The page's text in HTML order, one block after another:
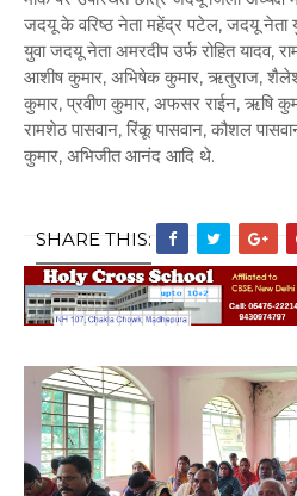
जदयू के वरिष्ठ नेता महेंद्र पटेल, जदयू
युवा जदयू नेता अमरदीप उर्फ रोहित यादव,
आशीष कुमार, अभिषेक कुमार, ऋतुराज,
कुमार, प्रवीण कुमार, अफसर राईन, ऋषि
रामशेठ पासवान, रिंकू पासवान, कौशल
कुमार, अभिजीत आनंद आदि थे.
SHARE THIS: